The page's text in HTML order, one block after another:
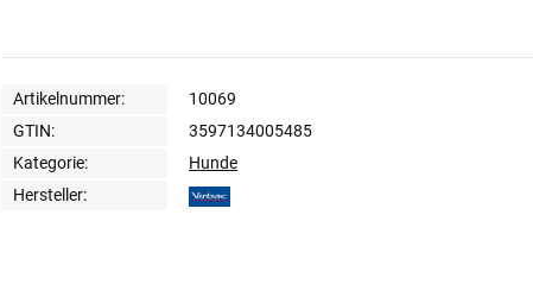
Artikelnummer:
10069
GTIN:
3597134005485
Kategorie:
Hunde
Hersteller: